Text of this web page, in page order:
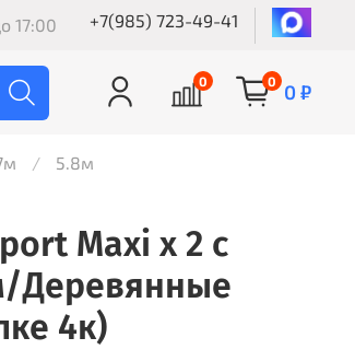
17:00 +7(985) 723-49-41
0 0 0 ₽
5.8м
Maxi х 2 с
Деревянные
4к)